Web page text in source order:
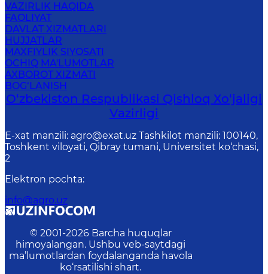
VAZIRLIK HAQIDA
FAOLIYAT
DAVLAT XIZMATLARI
HUJJATLAR
MAXFIYLIK SIYOSATI
OCHIQ MA'LUMOTLAR
AXBOROT XIZMATI
BOG‘LANISH
O‘zbekiston Respublikasi Qishloq Хo‘jаligi
Vаzirligi
E-xat manzili: agro@exat.uz Tashkilot manzili: 100140,
Toshkent viloyati, Qibray tumani, Universitet ko‘chasi,
2
Elektron pochta:
info@agro.uz
© 2001-2026 Barcha huquqlar
himoyalangan. Ushbu veb-saytdagi
ma’lumotlardan foydalanganda havola
ko‘rsatilishi shart.